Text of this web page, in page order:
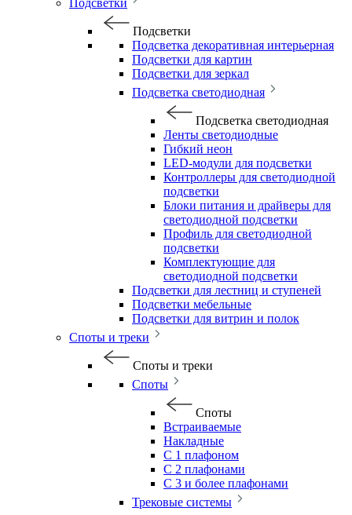
Подсветки
Подсветки
Подсветка декоративная интерьерная
Подсветки для картин
Подсветки для зеркал
Подсветка светодиодная
Подсветка светодиодная
Ленты светодиодные
Гибкий неон
LED-модули для подсветки
Контроллеры для светодиодной
подсветки
Блоки питания и драйверы для
светодиодной подсветки
Профиль для светодиодной
подсветки
Комплектующие для
светодиодной подсветки
Подсветки для лестниц и ступеней
Подсветки мебельные
Подсветки для витрин и полок
Споты и треки
Споты и треки
Споты
Споты
Встраиваемые
Накладные
С 1 плафоном
С 2 плафонами
С 3 и более плафонами
Трековые системы